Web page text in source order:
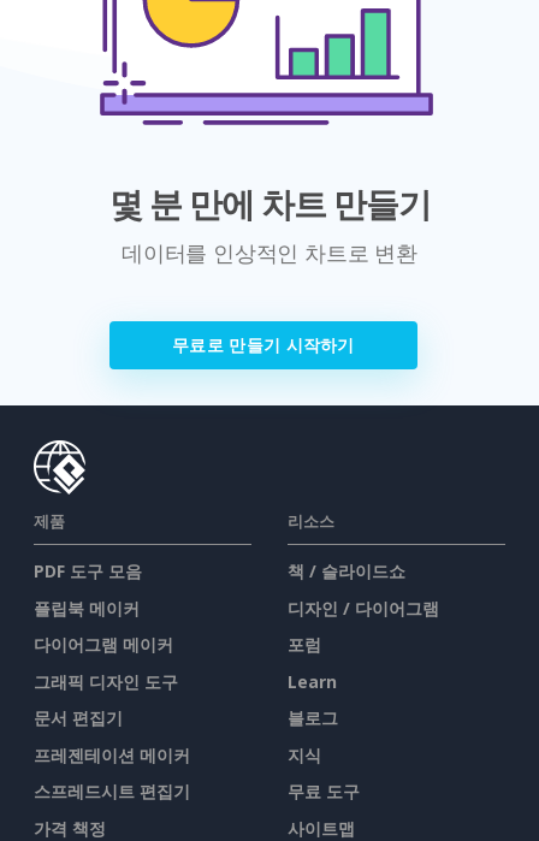
몇 분 만에 차트 만들기
데이터를 인상적인 차트로 변환
무료로 만들기 시작하기
제품
PDF 도구 모음
플립북 메이커
다이어그램 메이커
그래픽 디자인 도구
문서 편집기
프레젠테이션 메이커
스프레드시트 편집기
가격 책정
리소스
책 / 슬라이드쇼
디자인 / 다이어그램
포럼
Learn
블로그
지식
무료 도구
사이트맵